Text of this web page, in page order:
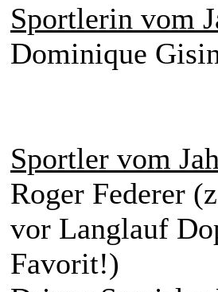
Sportlerin vom
Dominique
Sportler vom
Roger Federer
vor Langlauf
Favorit!)